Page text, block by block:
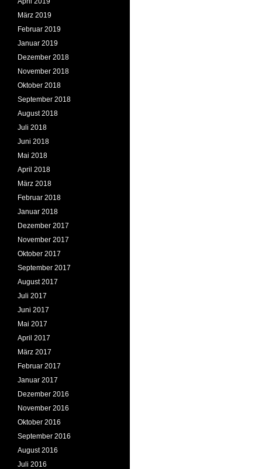
März 2019
Februar 2019
Januar 2019
Dezember 2018
November 2018
Oktober 2018
September 2018
August 2018
Juli 2018
Juni 2018
Mai 2018
April 2018
März 2018
Februar 2018
Januar 2018
Dezember 2017
November 2017
Oktober 2017
September 2017
August 2017
Juli 2017
Juni 2017
Mai 2017
April 2017
März 2017
Februar 2017
Januar 2017
Dezember 2016
November 2016
Oktober 2016
September 2016
August 2016
Juli 2016